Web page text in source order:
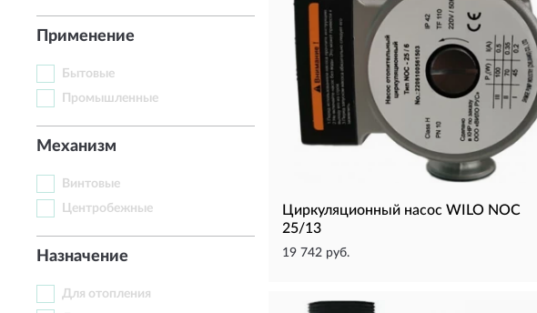
Применение
Бытовые
Промышленные
Механизм
Винтовые
Центробежные
Назначение
Для отопления
Циркуляционный насос WILO NOC
25/13
19 742 руб.